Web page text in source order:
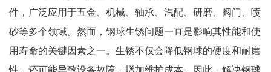
件，广泛应用于五金、机械、轴承、汽配、研磨、阀门、喷
砂等多个领域。然而，钢球生锈问题一直是影响其性能和使
用寿命的关键因素之一。生锈不仅会降低钢球的硬度和耐磨